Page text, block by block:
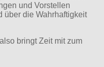
und Vorstellen
über die Wahrhaftigkeit
bringt Zeit mit zum